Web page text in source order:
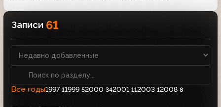
Записи 61
Все годы1997 11999 52000 342001 112003 12008 8